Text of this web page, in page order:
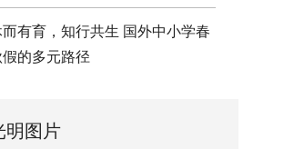
而有育，知行共生 国外中小学春
假的多元路径
明图片